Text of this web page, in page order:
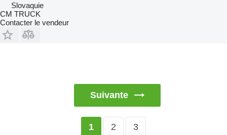
Slovaquie
CM TRUCK
Contacter le vendeur
Suivante
1 2 3